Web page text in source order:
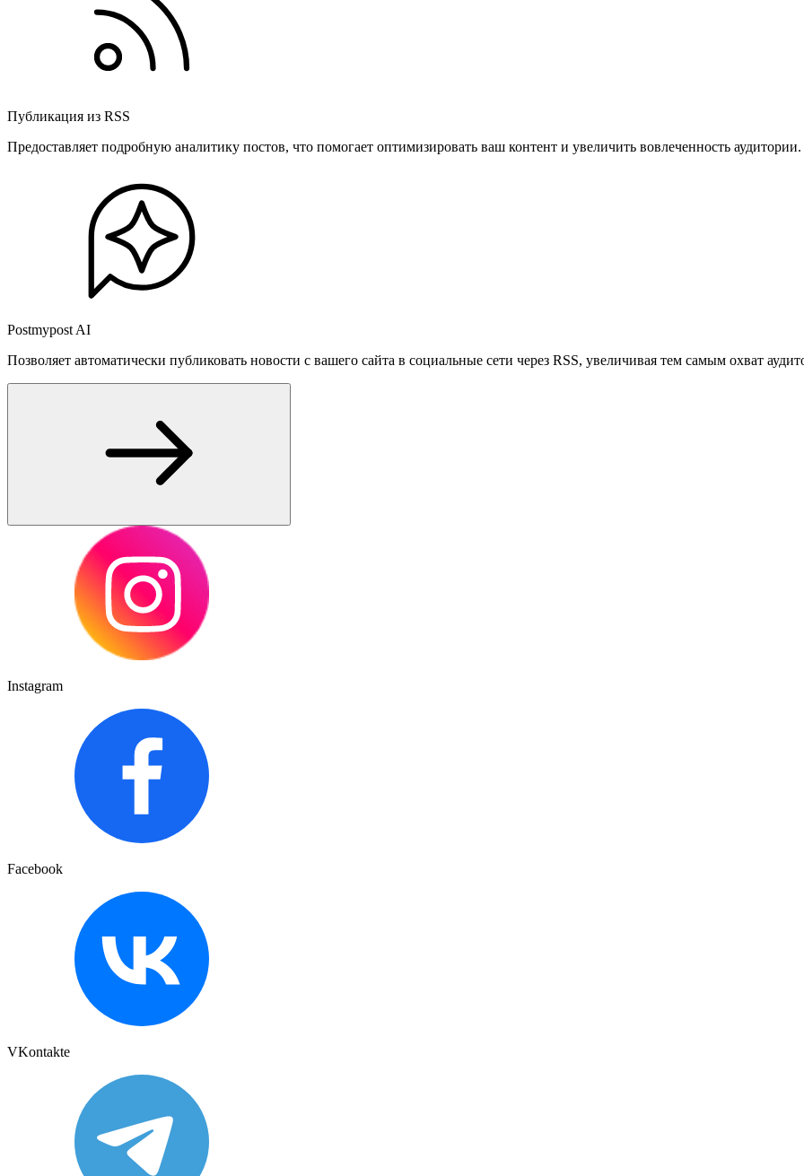
Публикация из RSS
Предоставляет подробную аналитику постов, что помогает оптимизировать ваш контент и увеличить вовлеченность аудитории.
Postmypost AI
Позволяет автоматически публиковать новости с вашего сайта в социальные сети через RSS, увеличивая тем самым охват
Instagram
Facebook
VKontakte